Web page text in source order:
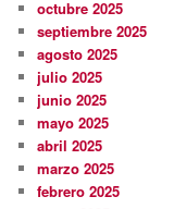
octubre 2025
septiembre 2025
agosto 2025
julio 2025
junio 2025
mayo 2025
abril 2025
marzo 2025
febrero 2025